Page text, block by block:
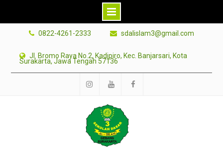
content
0822-4261-2333 sdalislam3@gmail.com
Jl. Bromo Raya No.2, Kadipiro, Kec. Banjarsari, Kota
Surakarta, Jawa Tengah 57136